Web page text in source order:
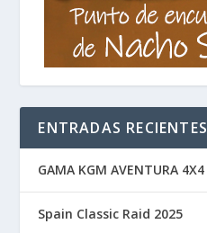
ENTRADAS RECIENTES
GAMA KGM AVENTURA 4X4
Spain Classic Raid 2025